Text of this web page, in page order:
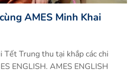
AMES Minh Khai
Tết Trung thu tại khắp các chi
ENGLISH. AMES ENGLISH